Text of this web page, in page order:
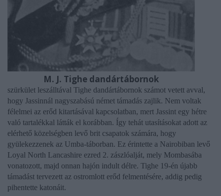
M. J. Tighe dandártábornok
szürkület leszálltával Tighe dandártábornok számot vetett avval,
hogy Jassinnál nagyszabású német támadás zajlik. Nem voltak
félelmei az erőd kitartásával kapcsolatban, mert Jassint egy hétre
való tartalékkal látták el korábban. Így tehát utasításokat adott az
elérhető közelségben levő brit csapatok számára, hogy
gyülekezzenek az Umba-táborban. Ez érintette a Nairobiban levő
Loyal North Lancashire ezred 2. zászlóalját, mely Mombasába
vonatozott, majd onnan hajón indult délre. Tighe 19-én újabb
támadást tervezett az ostromlott erőd felmentésére, addig pedig
pihentette katonáit.